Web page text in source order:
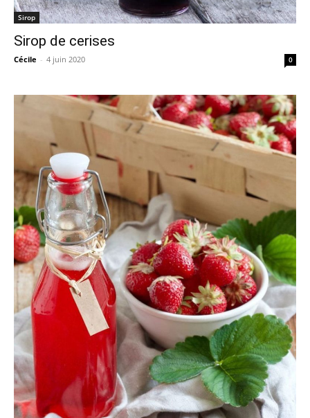
Sirop
Sirop de cerises
Cécile - 4 juin 2020 0